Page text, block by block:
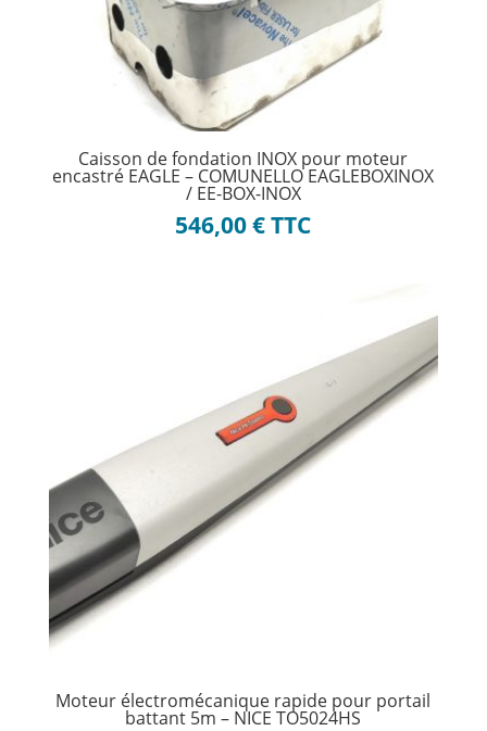
Caisson de fondation INOX pour moteur
encastré EAGLE – COMUNELLO EAGLEBOXINOX
/ EE-BOX-INOX
546,00€TTC
Moteur électromécanique rapide pour portail
battant 5m – NICE TO5024HS